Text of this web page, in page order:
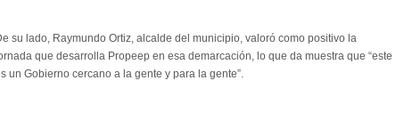
su lado, Raymundo Ortiz, alcalde del municipio, valoró como positivo la
que desarrolla Propeep en esa demarcación, lo que da muestra que “este
un Gobierno cercano a la gente y para la gente”.